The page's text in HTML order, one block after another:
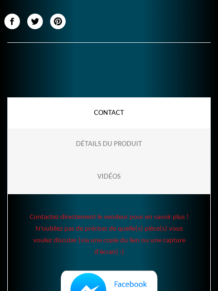
CONTACT
DÉTAILS DU PRODUIT
VIDÉOS
Contactez directement le vendeur pour en savoir plus !
N'oubliez pas de préciser de quelle(s) pièce(s) vous
voulez discuter (via une copie du lien ou une capture
d'écran) :)